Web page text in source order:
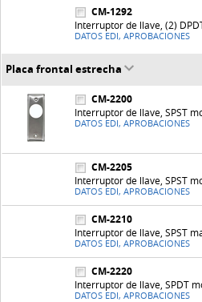
CM-1292
Interruptor de llave, (2)
DATOS EDI, APROBACIONES
Placa frontal estrecha
CM-2200
Interruptor de llave, SPST
DATOS EDI, APROBACIONES
CM-2205
Interruptor de llave, SPST
DATOS EDI, APROBACIONES
CM-2210
Interruptor de llave, SPST
DATOS EDI, APROBACIONES
CM-2220
Interruptor de llave, SPDT
DATOS EDI, APROBACIONES